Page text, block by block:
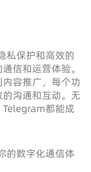
私保护和高效的
信和运营体验。
容推广，每个功
沟通和互动。无
都能成
的数字化通信体